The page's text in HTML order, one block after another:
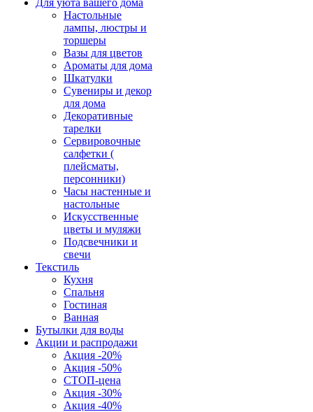
Для уюта вашего дома
Настольные
лампы, люстры и
торшеры
Вазы для цветов
Ароматы для дома
Шкатулки
Сувениры и декор
для дома
Декоративные
тарелки
Сервировочные
салфетки (
плейсматы,
персонники)
Часы настенные и
настольные
Искусственные
цветы и муляжи
Подсвечники и
свечи
Текстиль
Кухня
Спальня
Гостиная
Ванная
Бутылки для воды
Акции и распродажи
Акция -20%
Акция -50%
СТОП-цена
Акция -30%
Акция -40%